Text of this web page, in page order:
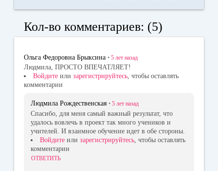
ce
bo
ok
K dn
la
ki
wi
r
Кол-во комментариев: (5)
Ольга Федоровна Брыксина • 5 лет назад
Людмила, ПРОСТО ВПЕЧАТЛЯЕТ!
Войдите или зарегистрируйтесь, чтобы оставлять
комментарии
Людмила Рождественская • 5 лет назад
Спасибо, для меня самый важный результат, что
удалось вовлечь в проект так много учеников и
учителей. И взаимное обучение идет в обе стороны.
Войдите или зарегистрируйтесь , чтобы оставлять
комментарии
ОТВЕТИТЬ